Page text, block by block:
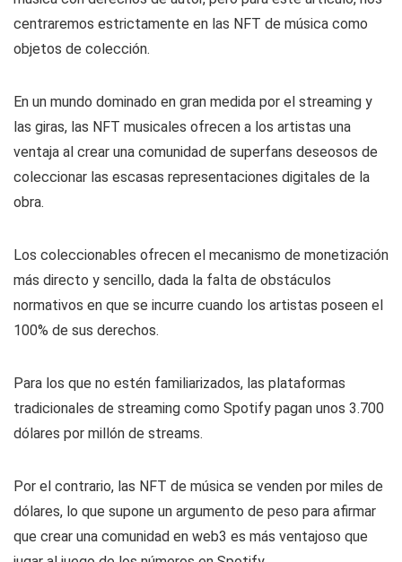
centraremos estrictamente en las NFT de música como
objetos de colección.
En un mundo dominado en gran medida por el streaming y
las giras, las NFT musicales ofrecen a los artistas una
ventaja al crear una comunidad de superfans deseosos de
coleccionar las escasas representaciones digitales de la
obra.
Los coleccionables ofrecen el mecanismo de monetización
más directo y sencillo, dada la falta de obstáculos
normativos en que se incurre cuando los artistas poseen el
100% de sus derechos.
Para los que no estén familiarizados, las plataformas
tradicionales de streaming como Spotify pagan unos 3.700
dólares por millón de streams.
Por el contrario, las NFT de música se venden por miles de
dólares, lo que supone un argumento de peso para afirmar
que crear una comunidad en web3 es más ventajoso que